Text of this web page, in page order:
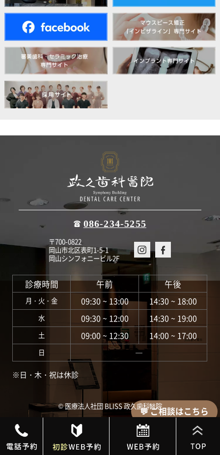
086-234-5255
〒700-0822
岡山市北区表町1-5-1
岡山シンフォニービル2F
診療時間 午前 午後
月・火・金 09:30 ~ 13:00 14:30 ~ 18:00
水 09:30 ~ 12:00 14:30 ~ 19:00
土 09:00 ~ 12:30 14:00 ~ 17:00
日 ―
※日・木・祝は休診
©︎ 医療法人社団 BLISS 政久歯科醫院💬 ご相談はこちら